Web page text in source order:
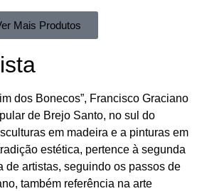
Mais Produtos
dos Bonecos”, Francisco Graciano
de Brejo Santo, no sul do
em madeira e a pinturas em
estética, pertence à segunda
de artistas, seguindo os passos de
também referência na arte